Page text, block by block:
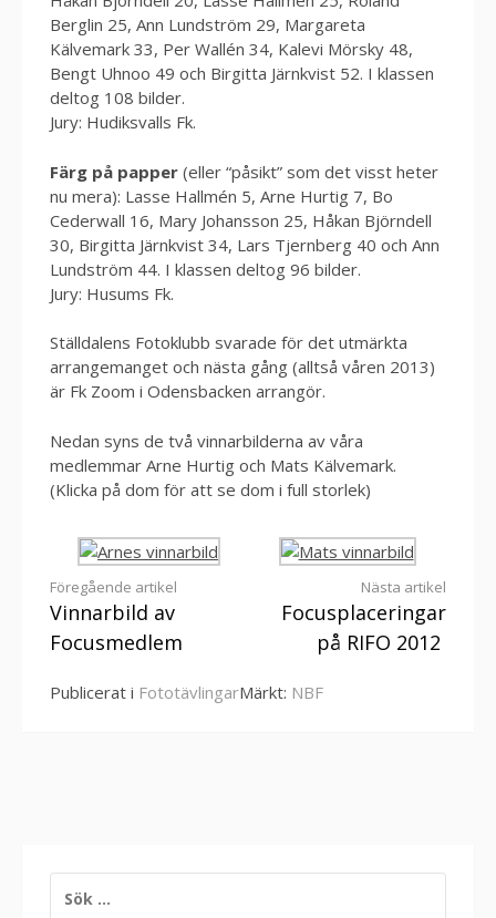
Berglin 25, Ann Lundström 29, Margareta
Kälvemark 33, Per Wallén 34, Kalevi Mörsky 48,
Bengt Uhnoo 49 och Birgitta Järnkvist 52. I klassen
deltog 108 bilder.
Jury: Hudiksvalls Fk.
Färg på papper (eller “påsikt” som det visst heter
nu mera): Lasse Hallmén 5, Arne Hurtig 7, Bo
Cederwall 16, Mary Johansson 25, Håkan Björndell
30, Birgitta Järnkvist 34, Lars Tjernberg 40 och Ann
Lundström 44. I klassen deltog 96 bilder.
Jury: Husums Fk.
Ställdalens Fotoklubb svarade för det utmärkta
arrangemanget och nästa gång (alltså våren 2013)
är Fk Zoom i Odensbacken arrangör.
Nedan syns de två vinnarbilderna av våra
medlemmar Arne Hurtig och Mats Kälvemark.
(Klicka på dom för att se dom i full storlek)
Fortsätt
läsa
Föregående artikel
Vinnarbild av
Focusmedlem
Nästa artikel
Focusplaceringar
på RIFO 2012
Publicerat i FototävlingarMärkt: NBF
EFTER: